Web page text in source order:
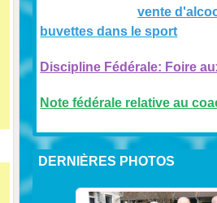
vente
buvettes dans le sport
Discipline Fédérale: Foire
Note fédérale relative au
DERNIÈRES PHOTOS